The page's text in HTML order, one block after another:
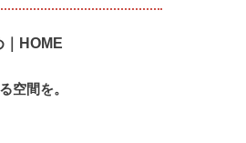
HOME
空間を。